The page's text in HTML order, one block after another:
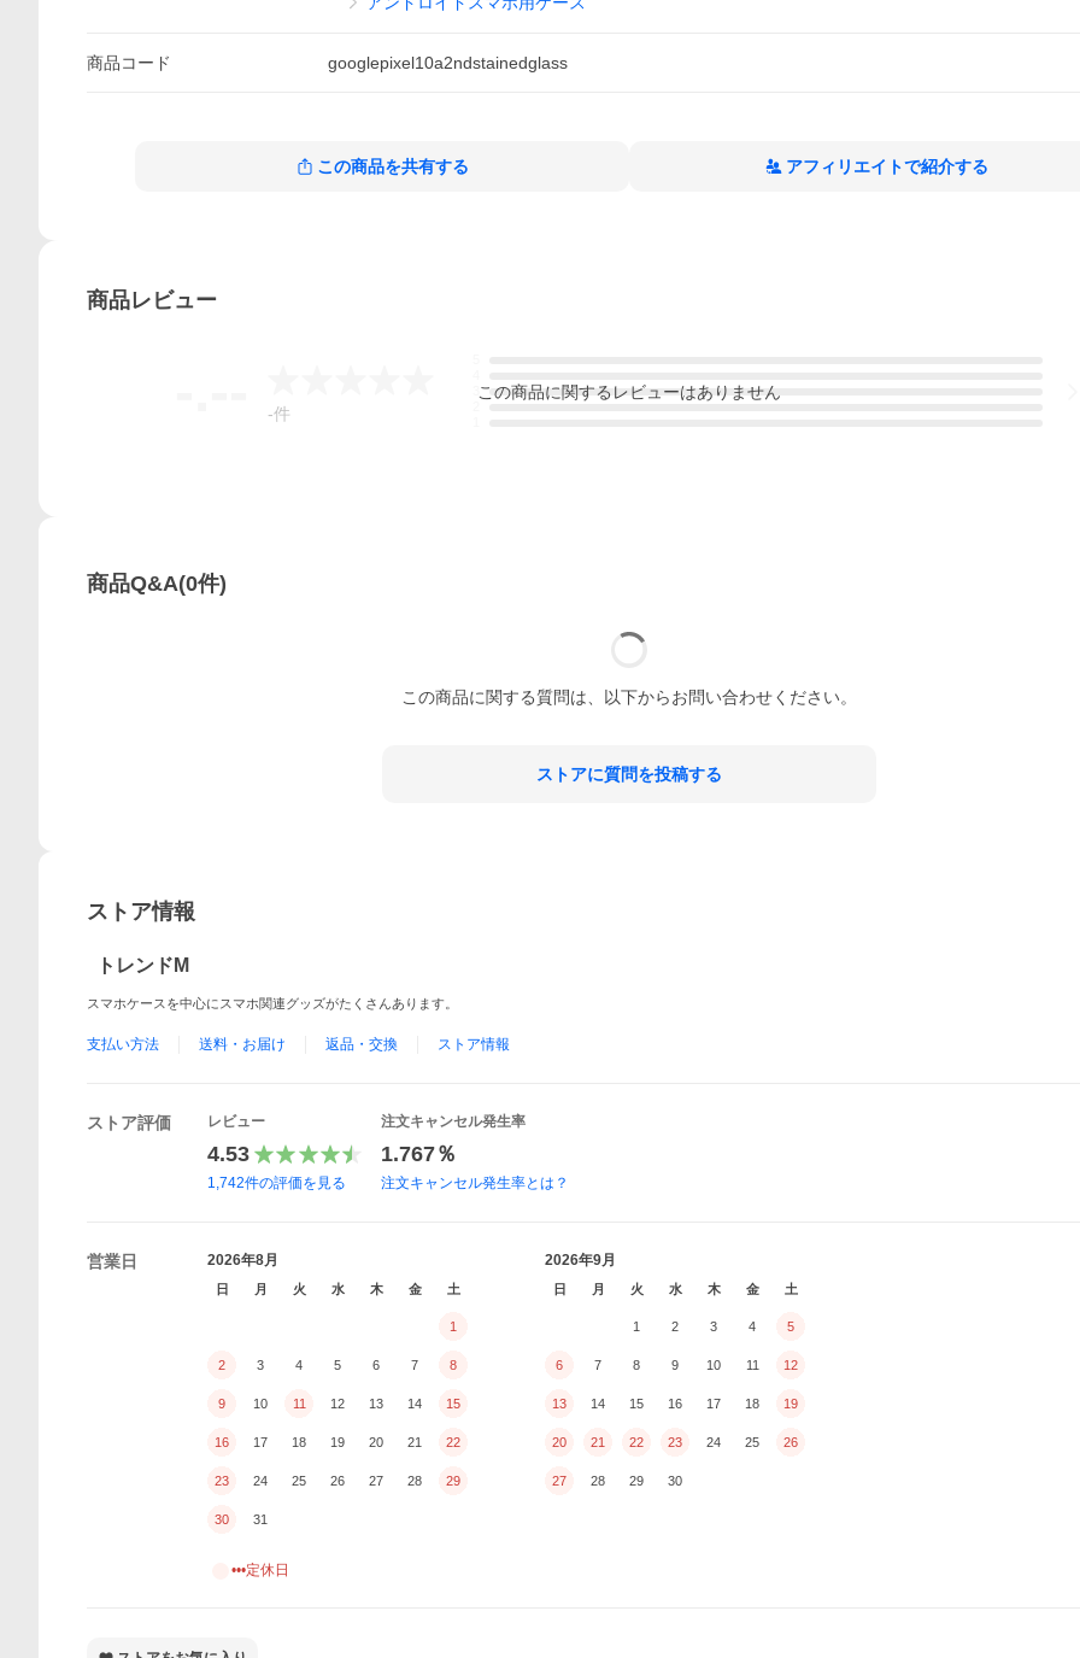
商品コード googlepixel10a2ndstainedglass
この商品を共有する アフィリエイトで紹介する
商品レビュー
-件
この商品に関するレビューはありません
商品Q&A(0件)
この商品に関する質問は、以下からお問い合わせください。
ストアに質問を投稿する
ストア情報
トレンドM
スマホケースを中心にスマホ関連グッズがたくさんあります。
支払い方法 送料・お届け 返品・交換 ストア情報
ストア評価 レビュー
4.53
1,742件の評価を見る
注文キャンセル発生率
1.767％
注文キャンセル発生率とは？
営業日 2026年8月
日 月 火 水 木 金 土
1
2 3 4 5 6 7 8
9 10 11 12 13 14 15
16 17 18 19 20 21 22
23 24 25 26 27 28 29
30 31
2026年9月
日 月 火 水 木 金 土
1 2 3 4 5
6 7 8 9 10 11 12
13 14 15 16 17 18 19
20 21 22 23 24 25 26
27 28 29 30
•••定休日